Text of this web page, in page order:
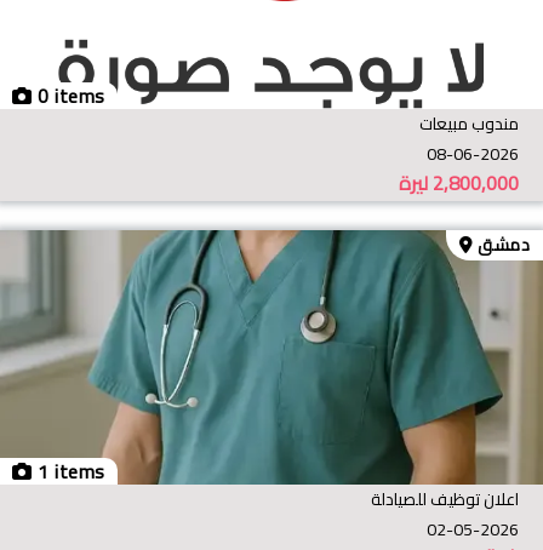
0 items
مندوب مبيعات
08-06-2026
ليرة2,800,000
1 items
دمشق
اعلان توظيف للصيادلة
02-05-2026